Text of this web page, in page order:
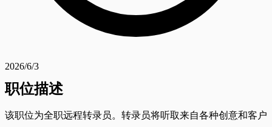
2026/6/3
职位描述
该职位为全职远程转录员。转录员将听取来自各种创意和客户